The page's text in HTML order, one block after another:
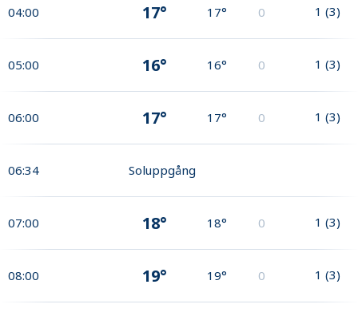
04:00 17° 17° 0 1 (3)
05:00 16° 16° 0 1 (3)
06:00 17° 17° 0 1 (3)
06:34 Soluppgång
07:00 18° 18° 0 1 (3)
08:00 19° 19° 0 1 (3)